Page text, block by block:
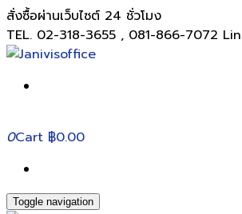
สั่งซื้อผ่านเว็บไซต์ 24 ชั่วโมง
TEL. 02-318-3655 , 081-866-7072
0Cart ฿0.00
Toggle navigation